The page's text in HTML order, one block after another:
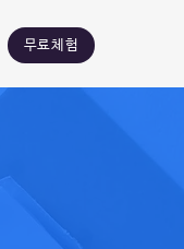
무료체험